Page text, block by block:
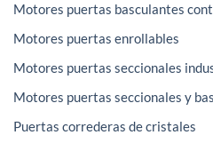
Motores puertas basculantes
Motores puertas enrollables
Motores puertas seccionales
Motores puertas seccionales y
Puertas correderas de cristales